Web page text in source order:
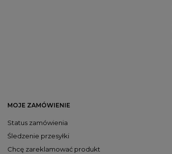
MOJE ZAMÓWIENIE
Status zamówienia
Śledzenie przesyłki
Chcę zareklamować produkt